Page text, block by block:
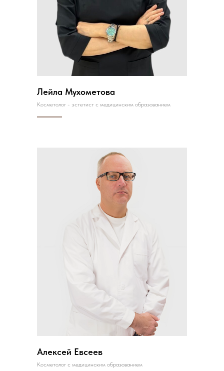
Лейла Мухометова
Косметолог - эстетист с медицинским образованием
Алексей Евсеев
Косметолог с медицинским образованием